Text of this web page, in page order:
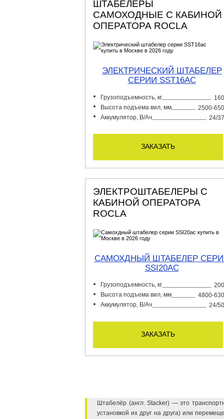
ШТАБЕЛЕРЫ
САМОХОДНЫЕ С КАБИНОЙ
ОПЕРАТОРА ROCLA
ЭЛЕКТРИЧЕСКИЙ ШТАБЕЛЕР
СЕРИИ SST16AC
Грузоподъемность, кг
Высота подъема вил, мм
2500-
Аккумулятор, В/Ач
24/
заказать
ЭЛЕКТРОШТАБЕЛЕРЫ С
КАБИНОЙ ОПЕРАТОРА
ROCLA
САМОХДНЫЙ ШТАБЕЛЕР
SSI20AC
Грузоподъемность, кг
Высота подъема вил, мм
4800-
Аккумулятор, В/Ач
24/
заказать
Штабелёр (англ. Stacker) — это
установкой их друг на друга) или